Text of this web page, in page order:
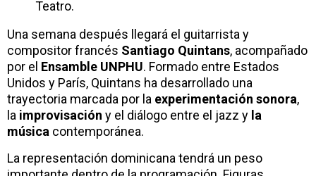
Teatro.
Una semana después llegará el guitarrista y
compositor francés Santiago Quintans, acompañado
por el Ensamble UNPHU. Formado entre Estados
Unidos y París, Quintans ha desarrollado una
trayectoria marcada por la experimentación sonora,
la improvisación y el diálogo entre el jazz y la
música contemporánea.
La representación dominicana tendrá un peso